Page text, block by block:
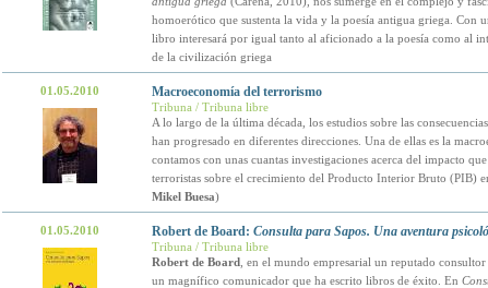
homoerótico que sustenta la vida y la poesía antigua griega. Con
libro interesará por igual tanto al aficionado a la poesía como al
de la civilización griega
01.05.2010 Macroeconomía del terrorismo
Tribuna / Tribuna libre
A lo largo de la última década, los estudios sobre las
han progresado en diferentes direcciones. Una de ellas es la
contamos con unas cuantas investigaciones acerca del impacto
terroristas sobre el crecimiento del Producto Interior Bruto (PIB)
Mikel Buesa)
01.05.2010 Robert de Board: Consulta para Sapos. Una aventura
Tribuna / Tribuna libre
Robert de Board, en el mundo empresarial un reputado consultor
un magnífico comunicador que ha escrito libros de éxito. En